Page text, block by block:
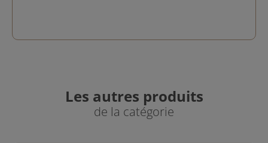
Les autres produits
de la catégorie